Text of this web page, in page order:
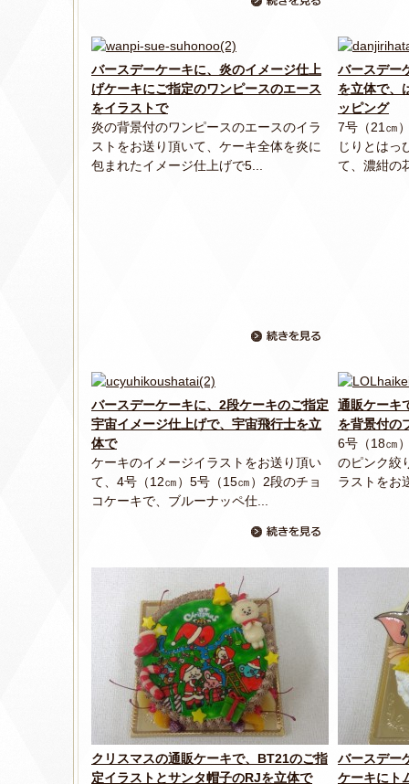
バースデーケーキに、炎のイメージ仕上
げケーキにご指定のワンピースのエース
をイラストで
炎の背景付のワンピースのエースのイラ
ストをお送り頂いて、ケーキ全体を炎に
包まれたイメージ仕上げで5...
バースデー
を立体で、
ッピング
7号（21㎝
じりとはっ
て、濃紺の
バースデーケーキに、2段ケーキのご指定
宇宙イメージ仕上げで、宇宙飛行士を立
体で
ケーキのイメージイラストをお送り頂い
て、4号（12㎝）5号（15㎝）2段のチョ
コケーキで、ブルーナッペ仕...
通販ケーキ
を背景付の
6号（18㎝
のピンク絞
ラストをお
クリスマスの通販ケーキで、BT21のご指
定イラストとサンタ帽子のRJを立体で
バースデー
ケーキにト